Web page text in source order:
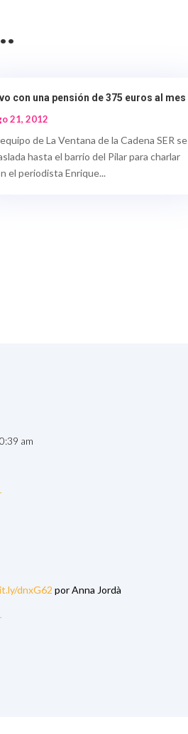
con una pensión de 375 euros al mes
21, 2012
de La Ventana de la Cadena SER se
hasta el barrio del Pilar para charlar
el periodista Enrique...
am
dnxG62 por Anna Jordà